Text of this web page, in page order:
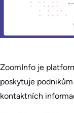
ZoomInfo je
poskytuje
kontaktních